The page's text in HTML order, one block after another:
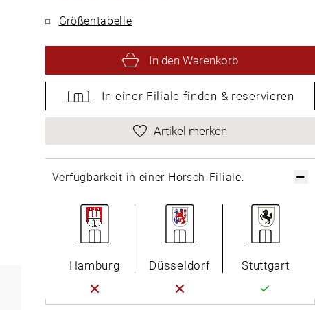
Größentabelle
In den Warenkorb
In einer Filiale finden & reservieren
Artikel merken
Verfügbarkeit in einer Horsch-Filiale:
Hamburg Düsseldorf Stuttgart